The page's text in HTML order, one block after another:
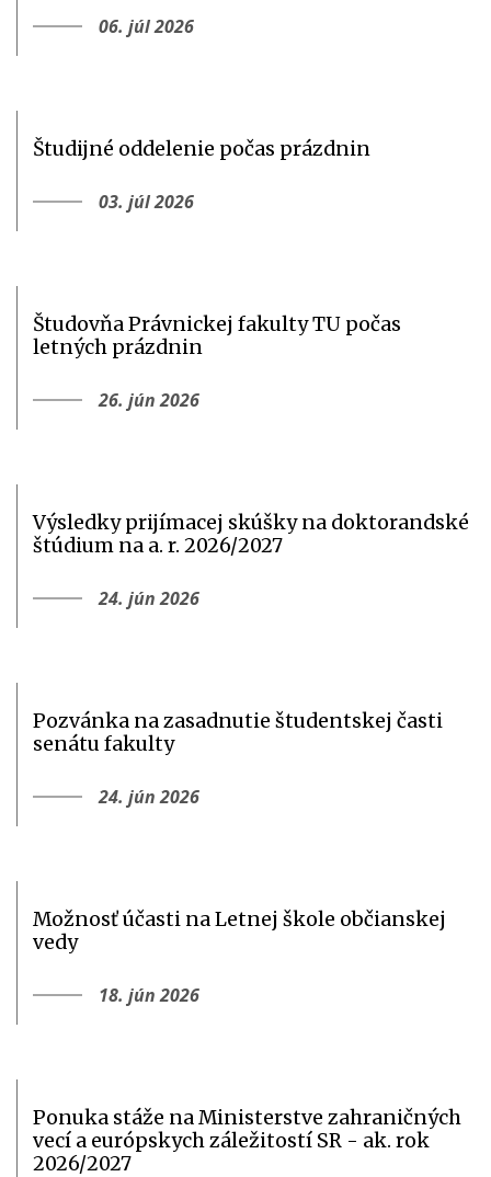
06. júl 2026
Študijné oddelenie počas prázdnin
03. júl 2026
Študovňa Právnickej fakulty TU počas
letných prázdnin
26. jún 2026
Výsledky prijímacej skúšky na doktorandské
štúdium na a. r. 2026/2027
24. jún 2026
Pozvánka na zasadnutie študentskej časti
senátu fakulty
24. jún 2026
Možnosť účasti na Letnej škole občianskej
vedy
18. jún 2026
Ponuka stáže na Ministerstve zahraničných
vecí a európskych záležitostí SR - ak. rok
2026/2027